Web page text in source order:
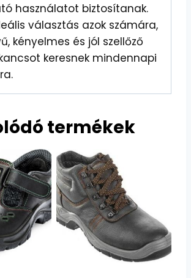
használatot biztosítanak.
választás azok számára,
kényelmes és jól szellőző
keresnek mindennapi
termékek